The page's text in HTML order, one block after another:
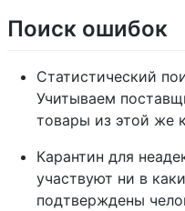
Поиск ошибок
Статистический
Учитываем
товары из этой же
Карантин для
участвуют ни в
подтверждены